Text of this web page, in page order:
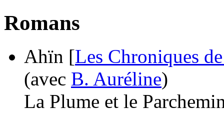
Romans
Ahïn [Les Chroniques
(avec B. Auréline)
La Plume et le